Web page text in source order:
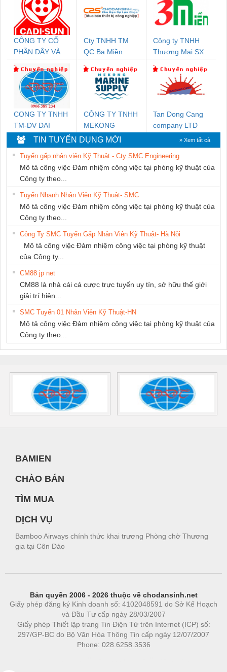
CÔNG TY CỔ
PHẦN DÂY VÀ
THƯỢNG ĐÌNH
Cty TNHH TM
QC Ba Miền
Công ty TNHH
Thương Mại SX
CONG TY TNHH
TM-DV DAI
DONG THANH
CÔNG TY TNHH
MEKONG
MARINE
SUPPLY
Tan Dong Cang
company LTD
TIN TUYỂN DỤNG MỚI » Xem tất cả
Tuyển gấp nhân viên Kỹ Thuật - Cty SMC Engineering
Mô tả công việc Đảm nhiệm công việc tại phòng kỹ thuật của
Công ty theo...
Tuyển Nhanh Nhân Viên Kỹ Thuật- SMC
Mô tả công việc Đảm nhiệm công việc tại phòng kỹ thuật của
Công ty theo...
Công Ty SMC Tuyển Gấp Nhân Viên Kỹ Thuật- Hà Nội
Mô tả công việc Đảm nhiệm công việc tại phòng kỹ thuật
của Công ty...
CM88 jp net
CM88 là nhà cái cá cược trực tuyến uy tín, sở hữu thế giới
giải trí hiện...
SMC Tuyển 01 Nhân Viên Kỹ Thuật-HN
Mô tả công việc Đảm nhiệm công việc tại phòng kỹ thuật của
Công ty theo...
BAMIEN
CHÀO BÁN
TÌM MUA
DỊCH VỤ
Bamboo Airways chính thức khai trương Phòng chờ Thương
gia tại Côn Đảo
Bản quyền 2006 - 2026 thuộc về chodansinh.net
Giấy phép đăng ký Kinh doanh số: 4102048591 do Sở Kế Hoạch
và Đầu Tư cấp ngày 28/03/2007
Giấy phép Thiết lập trang Tin Điện Tử trên Internet (ICP) số:
297/GP-BC do Bộ Văn Hóa Thông Tin cấp ngày 12/07/2007
Phone: 028.6258.3536